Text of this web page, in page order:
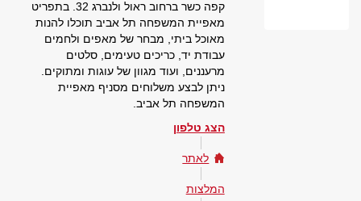
קפה כשר ברחוב ראול ולנברג 32. בתפריט
מאפיית המשפחה תל אביב תוכלו להנות
מאוכל ביתי, מבחר של מאפים ולחמים
עבודת יד, כריכים טעימים, סלטים
מרעננים, ועוד מגוון של עוגות ומתוקים.
ניתן לבצע משלוחים מסניף מאפיית
המשפחה תל אביב.
הצג טלפון
לאתר
המלצות